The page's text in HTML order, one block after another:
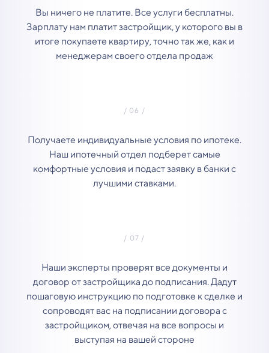
Вы ничего не платите. Все услуги бесплатны.
Зарплату нам платит застройщик, у которого вы в
итоге покупаете квартиру, точно так же, как и
менеджерам своего отдела продаж
Получаете индивидуальные условия по ипотеке.
Наш ипотечный отдел подберет самые
комфортные условия и подаст заявку в банки с
лучшими ставками.
Наши эксперты проверят все документы и
договор от застройщика до подписания. Дадут
пошаговую инструкцию по подготовке к сделке и
сопроводят вас на подписании договора с
застройщиком, отвечая на все вопросы и
выступая на вашей стороне